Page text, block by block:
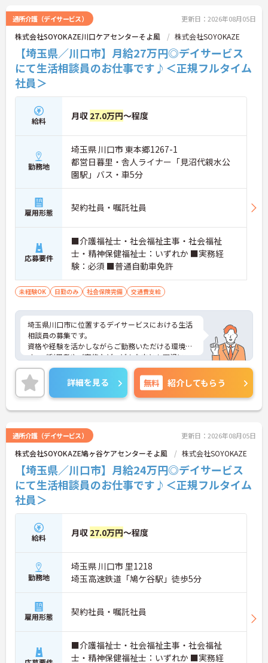
レンジ」など、希望に合わせた多彩なキャリアプラ
ンが用意されています。階層別の研修や資格取得支
援制度があり、働きながらスキルアップが可能で
す。
通所介護（デイサービス） 更新日：2026年08月05日
株式会社SOYOKAZE川口ケアセンターそよ風 株式会社SOYOKAZE
【埼玉県／川口市】月給27万円◎デイサービス
にて生活相談員のお仕事です♪＜正規フルタイム
社員＞
給料 月収 27.0万円～程度
勤務地
埼玉県 川口市 東本郷1267-1
都営日暮里・舎人ライナー「見沼代親水公
園駅」バス・車5分
雇用形態 契約社員・嘱託社員
応募要件
■介護福祉士・社会福祉主事・社会福祉
士・精神保健福祉士：いずれか ■実務経
験：必須 ■普通自動車免許
未経験OK 日勤のみ 社会保険完備 交通費支給
埼玉県川口市に位置するデイサービスにおける生活
相談員の募集です。
資格や経験を活かしながらご勤務いただける環境で
す。ご利用者やご家族など、どんな方とも円滑にコ
ミュニケーションをとれる方を募集しています。
ご興味のある方には、面接対策ポイントなど、さら
に詳細をご案内しますのでお気軽にご相談くださ
い！
詳細を見る 無料 紹介してもらう
通所介護（デイサービス） 更新日：2026年08月05日
株式会社SOYOKAZE鳩ヶ谷ケアセンターそよ風 株式会社SOYOKAZE
【埼玉県／川口市】月給24万円◎デイサービス
にて生活相談員のお仕事です♪＜正規フルタイム
社員＞
給料 月収 27.0万円～程度
勤務地
埼玉県 川口市 里1218
埼玉高速鉄道「鳩ケ谷駅」徒歩5分
雇用形態 契約社員・嘱託社員
■介護福祉士・社会福祉主事・社会福祉
士・精神保健福祉士：いずれか ■実務経